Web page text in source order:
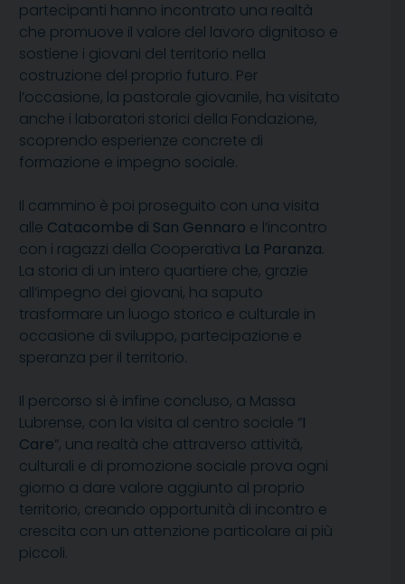
partecipanti hanno incontrato una realtà
che promuove il valore del lavoro dignitoso e
sostiene i giovani del territorio nella
costruzione del proprio futuro. Per
l’occasione, la pastorale giovanile, ha visitato
anche i laboratori storici della Fondazione,
scoprendo esperienze concrete di
formazione e impegno sociale.
Il cammino è poi proseguito con una visita
alle Catacombe di San Gennaro e l’incontro
con i ragazzi della Cooperativa La Paranza.
La storia di un intero quartiere che, grazie
all’impegno dei giovani, ha saputo
trasformare un luogo storico e culturale in
occasione di sviluppo, partecipazione e
speranza per il territorio.
Il percorso si è infine concluso, a Massa
Lubrense, con la visita al centro sociale “I
Care”, una realtà che attraverso attività,
culturali e di promozione sociale prova ogni
giorno a dare valore aggiunto al proprio
territorio, creando opportunità di incontro e
crescita con un attenzione particolare ai più
piccoli.